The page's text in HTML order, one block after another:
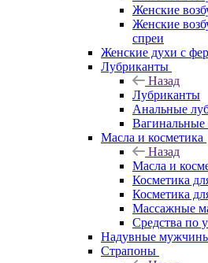
Женские
Женские
спреи
Женские духи с
Лубриканты
Назад
Лубриканты
Анальные
Масла и косметика
Назад
Масла и
Косметика
Косметика
Массажные
Средства по
Надувные
Страпоны